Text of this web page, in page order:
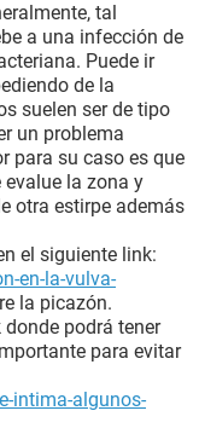
tal
a una infección de
Puede ir
de la
suelen ser de tipo
un problema
para su caso es que
la zona y
otra estirpe además
el siguiente link:
en-la-vulva-
la picazón.
podrá tener
para evitar
intima-algunos-